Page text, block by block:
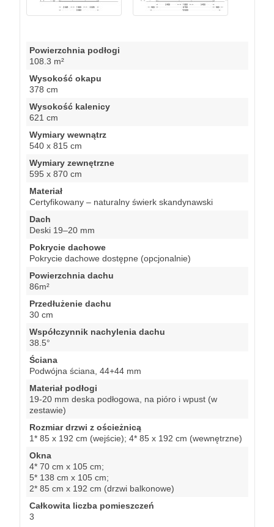
Powierzchnia podłogi
108.3 m²
Wysokość okapu
378 cm
Wysokość kalenicy
621 cm
Wymiary wewnątrz
540 x 815 cm
Wymiary zewnętrzne
595 x 870 cm
Materiał
Certyfikowany – naturalny świerk skandynawski
Dach
Deski 19–20 mm
Pokrycie dachowe
Pokrycie dachowe dostępne (opcjonalnie)
Powierzchnia dachu
86m²
Przedłużenie dachu
30 cm
Współczynnik nachylenia dachu
38.5°
Ściana
Podwójna ściana, 44+44 mm
Materiał podłogi
19-20 mm deska podłogowa, na pióro i wpust (w
zestawie)
Rozmiar drzwi z ościeżnicą
1* 85 x 192 cm (wejście); 4* 85 x 192 cm (wewnętrzne)
Okna
4* 70 cm x 105 cm;
5* 138 cm x 105 cm;
2* 85 cm x 192 cm (drzwi balkonowe)
Całkowita liczba pomieszczeń
3